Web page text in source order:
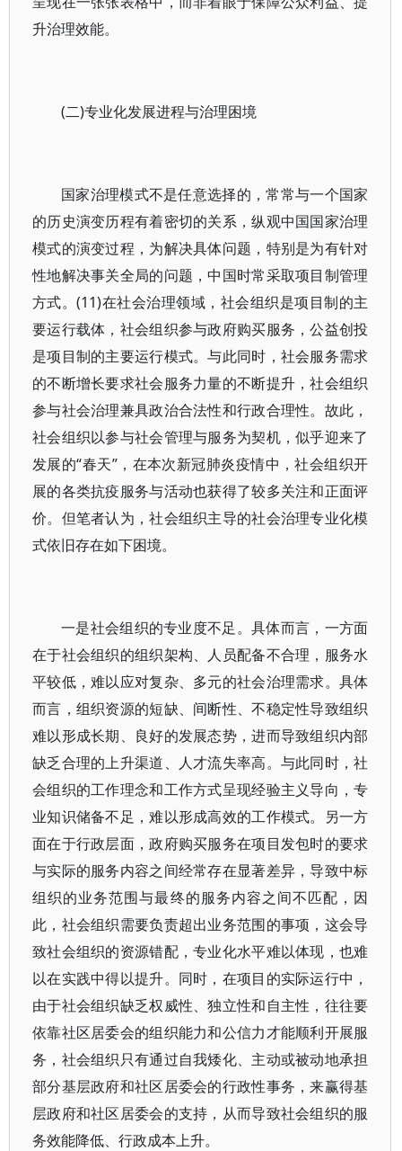
升治理效能。
(二)专业化发展进程与治理困境
国家治理模式不是任意选择的，常常与一个国家
的历史演变历程有着密切的关系，纵观中国国家治理
模式的演变过程，为解决具体问题，特别是为有针对
性地解决事关全局的问题，中国时常采取项目制管理
方式。(11)在社会治理领域，社会组织是项目制的主
要运行载体，社会组织参与政府购买服务，公益创投
是项目制的主要运行模式。与此同时，社会服务需求
的不断增长要求社会服务力量的不断提升，社会组织
参与社会治理兼具政治合法性和行政合理性。故此，
社会组织以参与社会管理与服务为契机，似乎迎来了
发展的“春天”，在本次新冠肺炎疫情中，社会组织开
展的各类抗疫服务与活动也获得了较多关注和正面评
价。但笔者认为，社会组织主导的社会治理专业化模
式依旧存在如下困境。
一是社会组织的专业度不足。具体而言，一方面
在于社会组织的组织架构、人员配备不合理，服务水
平较低，难以应对复杂、多元的社会治理需求。具体
而言，组织资源的短缺、间断性、不稳定性导致组织
难以形成长期、良好的发展态势，进而导致组织内部
缺乏合理的上升渠道、人才流失率高。与此同时，社
会组织的工作理念和工作方式呈现经验主义导向，专
业知识储备不足，难以形成高效的工作模式。另一方
面在于行政层面，政府购买服务在项目发包时的要求
与实际的服务内容之间经常存在显著差异，导致中标
组织的业务范围与最终的服务内容之间不匹配，因
此，社会组织需要负责超出业务范围的事项，这会导
致社会组织的资源错配，专业化水平难以体现，也难
以在实践中得以提升。同时，在项目的实际运行中，
由于社会组织缺乏权威性、独立性和自主性，往往要
依靠社区居委会的组织能力和公信力才能顺利开展服
务，社会组织只有通过自我矮化、主动或被动地承担
部分基层政府和社区居委会的行政性事务，来赢得基
层政府和社区居委会的支持，从而导致社会组织的服
务效能降低、行政成本上升。